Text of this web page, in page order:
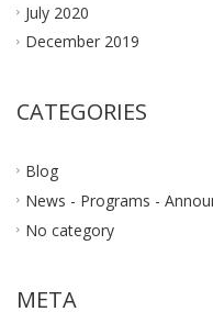
July 2020
December 2019
CATEGORIES
Blog
News - Programs -
No category
META